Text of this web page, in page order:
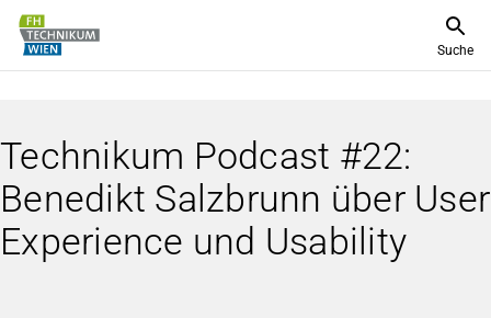
Suche
Technikum Podcast #22:
Benedikt Salzbrunn über User
Experience und Usability